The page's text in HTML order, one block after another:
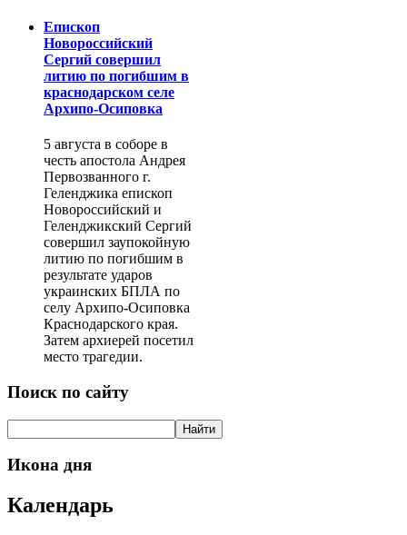
Епископ
Новороссийский
Сергий совершил
литию по погибшим в
краснодарском селе
Архипо-Осиповка
5 августа в соборе в
честь апостола Андрея
Первозванного г.
Геленджика епископ
Новороссийский и
Геленджикский Сергий
совершил заупокойную
литию по погибшим в
результате ударов
украинских БПЛА по
селу Архипо-Осиповка
Краснодарского края.
Затем архиерей посетил
место трагедии.
Поиск по сайту
Икона дня
Календарь